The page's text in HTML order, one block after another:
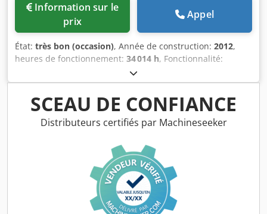
prix
Appel
État: très bon (occasion), Année de construction: 2012,
heures de fonctionnement: 34 014 h, Fonctionnalité:
, Compresseur à vis Atlas Copco
GA30VSDFF 30 kW 12,80 bars 5,58 m³/min Année de
fabrication : 2012 Dksdjzkwfvspfx Ahhsr Heures de
fonctionnement : 34 014
SCEAU DE CONFIANCE
Distributeurs certifiés par Machineseeker